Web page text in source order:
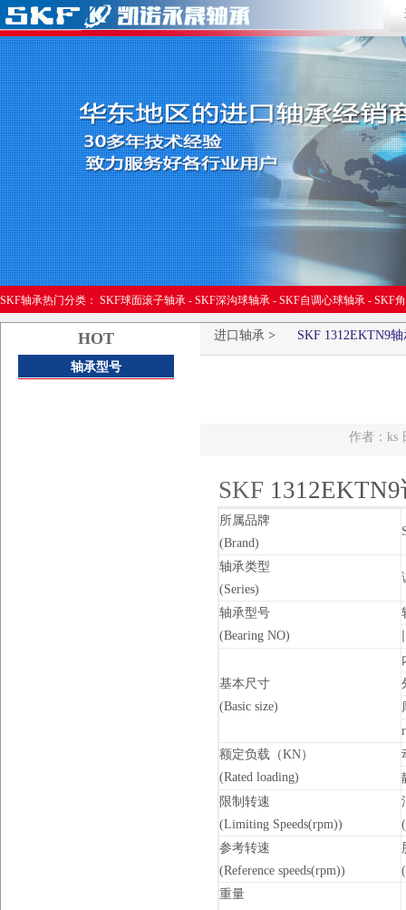
进口轴承
SKF轴承热门分类： SKF球面滚子轴承 - SKF深沟球轴承 - SKF自调心球轴承 - SKF
HOT
轴承型号
进口轴承 > SKF 1312EKTN9轴
作者：ks
SKF
所属品牌
(Brand)
轴承类型
(Series)
轴承型号
(Bearing NO)
基本尺寸
(Basic size)
r
额定负载（KN）
(Rated loading)
限制转速
(Limiting Speeds(rpm))
参考转速
(Reference speeds(rpm))
重量